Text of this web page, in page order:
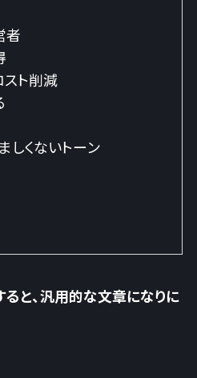
者
スト削減
しくないトーン
と、汎用的な文章になりに